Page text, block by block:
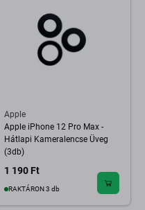
Apple
Apple iPhone 12 Pro Max -
Hátlapi Kameralencse Üveg
(3db)
1 190 Ft
RAKTÁRON 3 db